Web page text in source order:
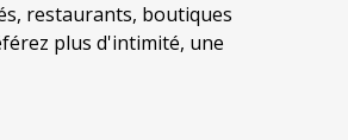
restaurants, boutiques
plus d'intimité, une
à proximité.